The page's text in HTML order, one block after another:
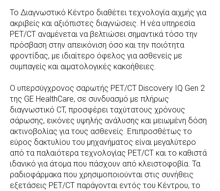
Το Διαγνωστικό Κέντρο διαθέτει τεχνολογία αιχμής για
ακριβείς και αξιόπιστες διαγνώσεις. Η νέα υπηρεσία
PET/CT αναμένεται να βελτιώσει σημαντικά τόσο την
πρόσβαση στην απεικόνιση όσο και την ποιότητα
φροντίδας, με ιδιαίτερο όφελος για ασθενείς με
συμπαγείς και αιματολογικές κακοήθειες.
Ο υπερσύγχρονος σαρωτής PET/CT Discovery IQ Gen 2
της GE HealthCare, σε συνδυασμό με πλήρως
διαγνωστικό CT, προσφέρει ταχύτατους χρόνους
σάρωσης, εικόνες υψηλής ανάλυσης και μειωμένη δόση
ακτινοβολίας για τους ασθενείς. Επιπροσθέτως το
εύρος δακτυλίου του μηχανήματος είναι μεγαλύτερο
από τα παλαιότερα τεχνολογίας PET/CT και το καθιστά
ιδανικό για άτομα που πάσχουν από κλειστοφοβία. Τα
ραδιοφάρμακα που χρησιμοποιούνται στις συνήθεις
εξετάσεις PET/CT παράγονται εντός του Κέντρου, το